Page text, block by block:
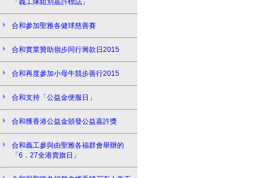
「義工隊組別嘉許標誌」
合和參加聖雅各健球慈善賽
合和實業贊助嶺步同行籌款日2015
合和再度參加小母牛競步善行2015
合和支持「公益金便服日」
合和獲香港公益金頒發公益嘉許獎
合和義工參與由聖雅各福群會舉辦的
「6．27全港賣旗日」